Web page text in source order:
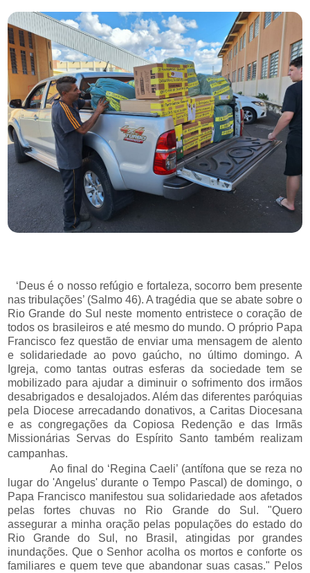
‘Deus é o nosso refúgio e fortaleza, socorro bem presente
nas tribulações’ (Salmo 46). A tragédia que se abate sobre o
Rio Grande do Sul neste momento entristece o coração de
todos os brasileiros e até mesmo do mundo. O próprio Papa
Francisco fez questão de enviar uma mensagem de alento
e solidariedade ao povo gaúcho, no último domingo. A
Igreja, como tantas outras esferas da sociedade tem se
mobilizado para ajudar a diminuir o sofrimento dos irmãos
desabrigados e desalojados. Além das diferentes paróquias
pela Diocese arrecadando donativos, a Caritas Diocesana
e as congregações da Copiosa Redenção e das
Irmãs
Missionárias Servas do Espírito Santo também realizam
campanhas.
Ao final do ‘Regina Caeli’ (antífona que se reza no
lugar do 'Angelus' durante o Tempo Pascal) de domingo, o
Papa Francisco manifestou sua solidariedade aos afetados
pelas fortes chuvas no Rio Grande do Sul. "Quero
assegurar a minha oração pelas populações do estado do
Rio Grande do Sul, no Brasil, atingidas por grandes
inundações. Que o Senhor acolha os mortos e conforte os
familiares e quem teve que abandonar suas casas." Pelos